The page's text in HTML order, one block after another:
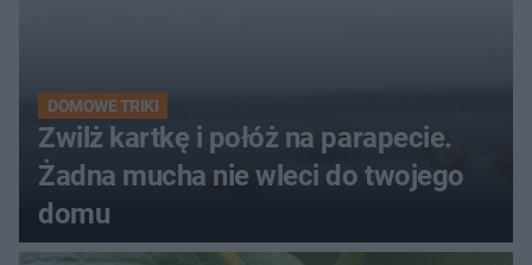
DOMOWE TRIKI
Zwilż kartkę i połóż na parapecie.
Żadna mucha nie wleci do twojego
domu